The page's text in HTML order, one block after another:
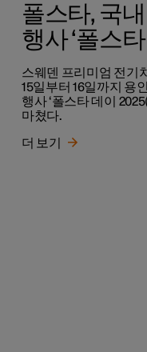
폴스타, 국
행사 ‘폴스
스웨덴 프리미엄 전기
15일부터 16일까지 용
행사 ‘폴스타 데이
마쳤다.
더 보기